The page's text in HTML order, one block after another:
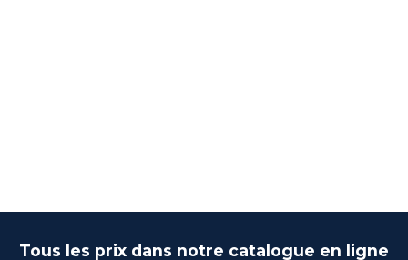
Tous les prix dans notre catalogue en ligne